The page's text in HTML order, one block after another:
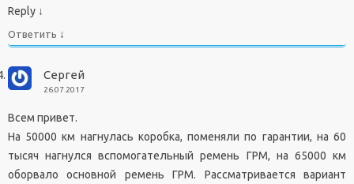
Reply ↓
Ответить ↓
Сергей
26.07.2017
Всем привет.
На 50000 км нагнулась коробка, поменяли по гарантии, на 60
тысяч нагнулся вспомогательный ремень ГРМ, на 65000 км
оборвало основной ремень ГРМ. Рассматривается вариант